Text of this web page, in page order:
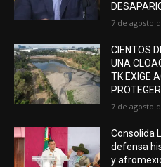
7 de agosto
CIENTOS
UNA
TK EXIGE
7 de agosto
Consolida
defensa
y